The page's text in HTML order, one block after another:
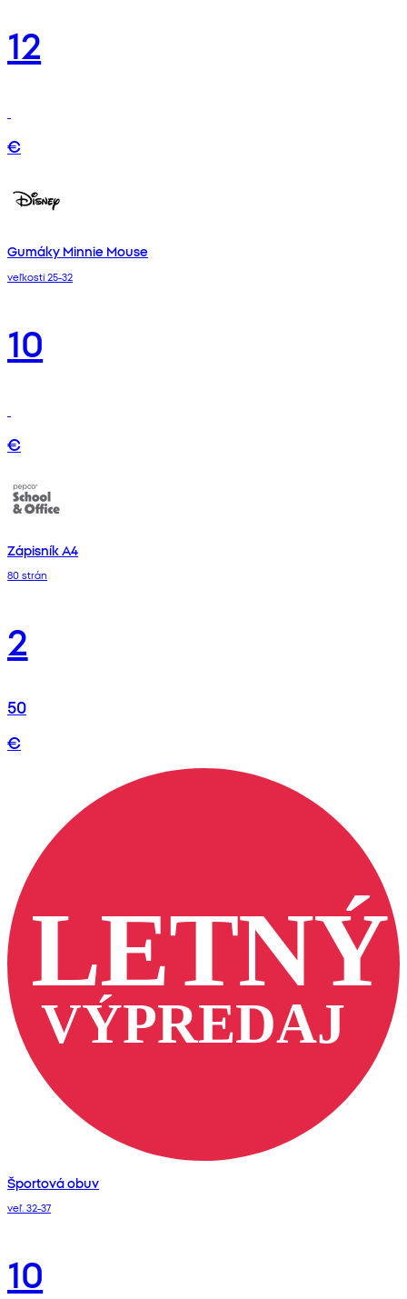
12
€
Gumáky Minnie Mouse
veľkosti 25-32
10
€
Zápisník A4
80 strán
2
50
€
Športová obuv
veľ. 32-37
10